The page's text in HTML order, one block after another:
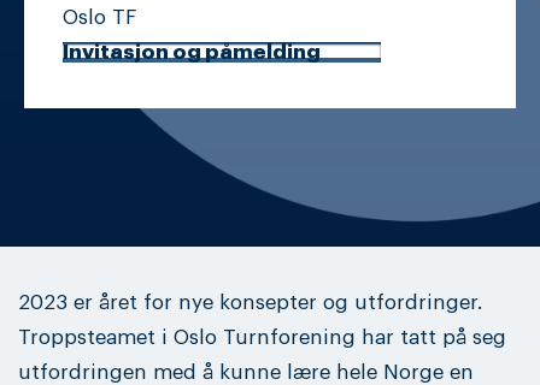
Oslo TF
Invitasjon og påmelding
2023 er året for nye konsepter og utfordringer.
Troppsteamet i Oslo Turnforening har tatt på seg
utfordringen med å kunne lære hele Norge en